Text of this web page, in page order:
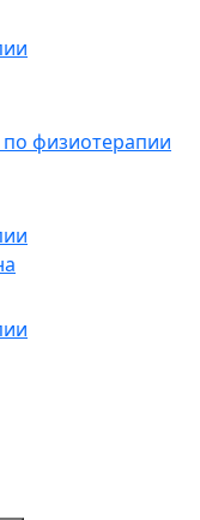
по физиотерапии